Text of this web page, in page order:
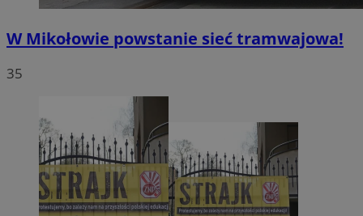
W Mikołowie powstanie sieć tramwajowa!
35